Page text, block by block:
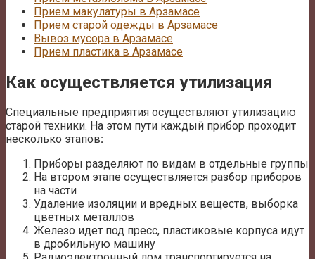
Прием макулатуры в Арзамасе
Прием старой одежды в Арзамасе
Вывоз мусора в Арзамасе
Прием пластика в Арзамасе
Как осуществляется утилизация
Специальные предприятия осуществляют утилизацию
старой техники. На этом пути каждый прибор проходит
несколько этапов:
Приборы разделяют по видам в отдельные группы
На втором этапе осуществляется разбор приборов
на части
Удаление изоляции и вредных веществ, выборка
цветных металлов
Железо идет под пресс, пластиковые корпуса идут
в дробильную машину